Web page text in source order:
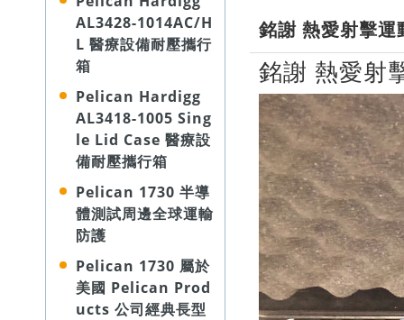
AL3428-1014AC/H
L 醫療設備耐壓攜行
箱
Pelican Hardigg
AL3418-1005 Sing
le Lid Case 醫療設
備耐壓攜行箱
Pelican 1730 半導
體測試周邊全球運輸
防護
Pelican 1730 屬於
美國 Pelican Prod
ucts 公司經典長型
銘謝 熱愛射擊
銘謝 熱愛射